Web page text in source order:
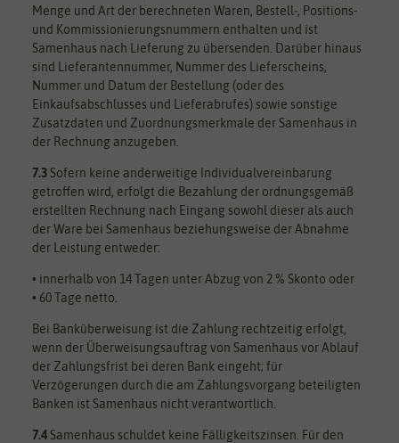
Menge und Art der berechneten Waren, Bestell-, Positions-
und Kommissionierungsnummern enthalten und ist
Samenhaus nach Lieferung zu übersenden. Darüber hinaus
sind Lieferantennummer, Nummer des Lieferscheins,
Nummer und Datum der Bestellung (oder des
Einkaufsabschlusses und Lieferabrufes) sowie sonstige
Zusatzdaten und Zuordnungsmerkmale der Samenhaus in
der Rechnung anzugeben.
7.3 Sofern keine anderweitige Individualvereinbarung
getroffen wird, erfolgt die Bezahlung der ordnungsgemäß
erstellten Rechnung nach Eingang sowohl dieser als auch
der Ware bei Samenhaus beziehungsweise der Abnahme
der Leistung entweder:
• innerhalb von 14 Tagen unter Abzug von 2 % Skonto oder
• 60 Tage netto.
Bei Banküberweisung ist die Zahlung rechtzeitig erfolgt,
wenn der Überweisungsauftrag von Samenhaus vor Ablauf
der Zahlungsfrist bei deren Bank eingeht; für
Verzögerungen durch die am Zahlungsvorgang beteiligten
Banken ist Samenhaus nicht verantwortlich.
7.4 Samenhaus schuldet keine Fälligkeitszinsen. Für den